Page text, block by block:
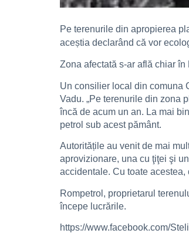
Pe terenurile din apropierea
aceștia declarând că vor
Zona afectată s-ar află chiar
Un consilier local din comuna
Vadu. „Pe terenurile din zona
încă de acum un an. La mai
petrol sub acest pământ.
Autoritățile au venit de mai
aprovizionare, una cu ţiţei şi
accidentale. Cu toate
Rompetrol, proprietarul
începe lucrările.
https://www.facebook.com/